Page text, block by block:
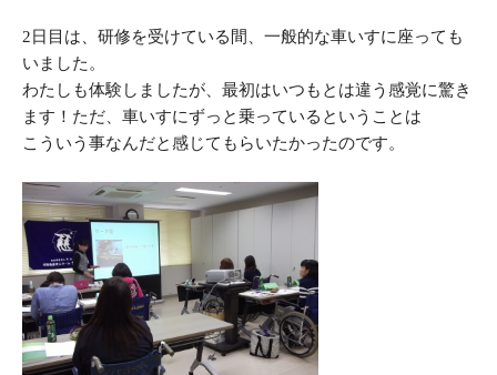
2 日目は、研修を受けている間、一般的な車いすに座っても
いました。
わたしも体験しましたが、最初はいつもとは違う感覚に驚き
ます！ただ、車いすにずっと乗っているということは
こういう事なんだと感じてもらいたかったのです。